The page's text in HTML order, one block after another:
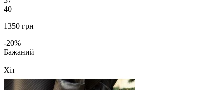
40
1350 грн
-20%
Бажаний
Хіт